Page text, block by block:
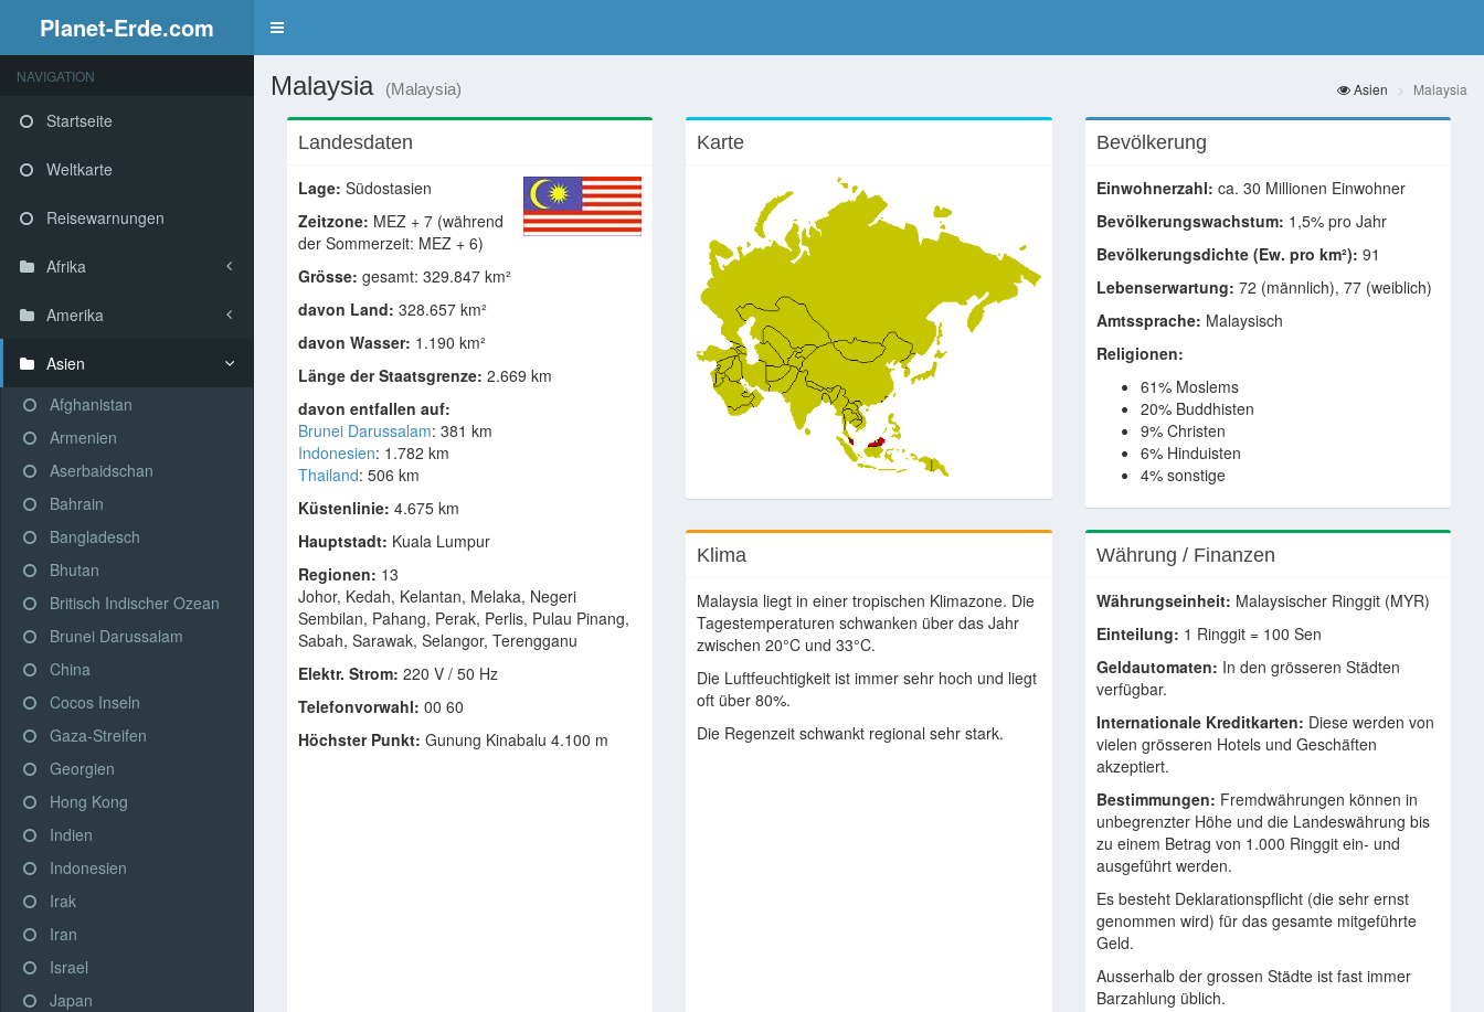
Planet-Erde.com
NAVIGATION
Startseite
Weltkarte
Reisewarnungen
Afrika
Amerika
Asien
Afghanistan
Armenien
Aserbaidschan
Bahrain
Bangladesch
Bhutan
Britisch Indischer Ozean
Brunei Darussalam
China
Cocos Inseln
Gaza-Streifen
Georgien
Hong Kong
Indien
Indonesien
Irak
Iran
Israel
Japan
Malaysia (Malaysia) Asien Malaysia
Landesdaten
Lage: Südostasien
Zeitzone: MEZ + 7 (während
der Sommerzeit: MEZ + 6)
Grösse: gesamt: 329.847 km²
davon Land: 328.657 km²
davon Wasser: 1.190 km²
Länge der Staatsgrenze: 2.669 km
davon entfallen auf:
Brunei Darussalam: 381 km
Indonesien: 1.782 km
Thailand: 506 km
Küstenlinie: 4.675 km
Hauptstadt: Kuala Lumpur
Regionen: 13
Johor, Kedah, Kelantan, Melaka, Negeri
Sembilan, Pahang, Perak, Perlis, Pulau Pinang,
Sabah, Sarawak, Selangor, Terengganu
Elektr. Strom: 220 V / 50 Hz
Telefonvorwahl: 00 60
Höchster Punkt: Gunung Kinabalu 4.100 m
Karte Bevölkerung
Einwohnerzahl: ca. 30 Millionen Einwohner
Bevölkerungswachstum: 1,5% pro Jahr
Bevölkerungsdichte (Ew. pro km²): 91
Lebenserwartung: 72 (männlich), 77 (weiblich)
Amtssprache: Malaysisch
Religionen:
61% Moslems
20% Buddhisten
9% Christen
6% Hinduisten
4% sonstige
Klima
Malaysia liegt in einer tropischen Klimazone. Die
Tagestemperaturen schwanken über das Jahr
zwischen 20°C und 33°C.
Die Luftfeuchtigkeit ist immer sehr hoch und liegt
oft über 80%.
Die Regenzeit schwankt regional sehr stark.
Währung / Finanzen
Währungseinheit: Malaysischer Ringgit (MYR)
Einteilung: 1 Ringgit = 100 Sen
Geldautomaten: In den grösseren Städten
verfügbar.
Internationale Kreditkarten: Diese werden von
vielen grösseren Hotels und Geschäften
akzeptiert.
Bestimmungen: Fremdwährungen können in
unbegrenzter Höhe und die Landeswährung bis
zu einem Betrag von 1.000 Ringgit ein- und
ausgeführt werden.
Es besteht Deklarationspflicht (die sehr ernst
genommen wird) für das gesamte mitgeführte
Geld.
Ausserhalb der grossen Städte ist fast immer
Barzahlung üblich.